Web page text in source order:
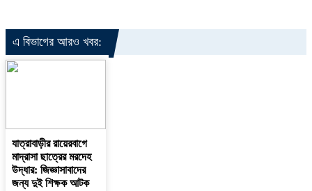
এ বিভাগের আরও খবর:
যাত্রাবাড়ীর রায়েরবাগে
মাদ্রাসা ছাত্রের মরদেহ
উদ্ধার: জিজ্ঞাসাবাদের
জন্য দুই শিক্ষক আটক